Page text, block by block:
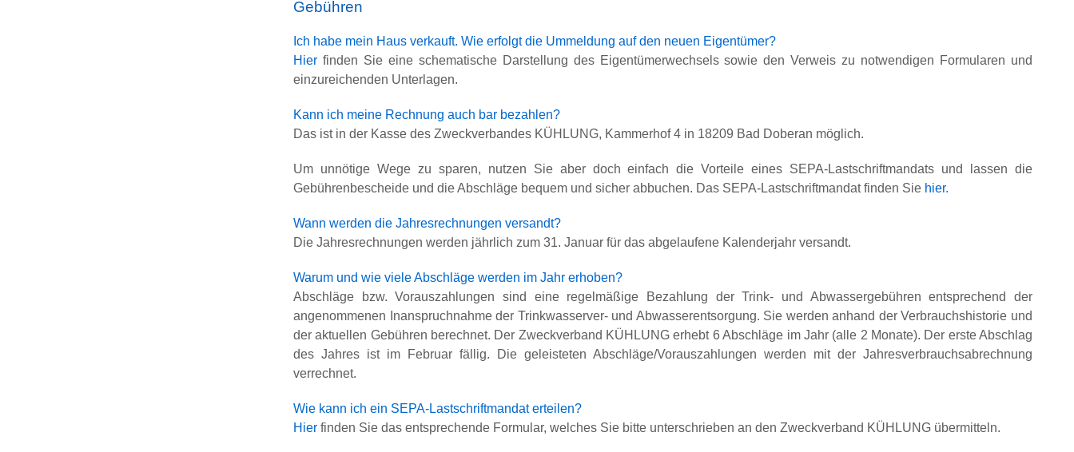
Gebühren
Ich habe mein Haus verkauft. Wie erfolgt die Ummeldung auf den neuen Eigentümer?
Hier finden Sie eine schematische Darstellung des Eigentümerwechsels sowie den Verweis zu notwendigen Formularen und
einzureichenden Unterlagen.
Kann ich meine Rechnung auch bar bezahlen?
Das ist in der Kasse des Zweckverbandes KÜHLUNG, Kammerhof 4 in 18209 Bad Doberan möglich.
Um unnötige Wege zu sparen, nutzen Sie aber doch einfach die Vorteile eines SEPA-Lastschriftmandats und lassen die
Gebührenbescheide und die Abschläge bequem und sicher abbuchen. Das SEPA-Lastschriftmandat finden Sie hier.
Wann werden die Jahresrechnungen versandt?
Die Jahresrechnungen werden jährlich zum 31. Januar für das abgelaufene Kalenderjahr versandt.
Warum und wie viele Abschläge werden im Jahr erhoben?
Abschläge bzw. Vorauszahlungen sind eine regelmäßige Bezahlung der Trink- und Abwassergebühren entsprechend der
angenommenen Inanspruchnahme der Trinkwasserver- und Abwasserentsorgung. Sie werden anhand der Verbrauchshistorie und
der aktuellen Gebühren berechnet. Der Zweckverband KÜHLUNG erhebt 6 Abschläge im Jahr (alle 2 Monate). Der erste Abschlag
des Jahres ist im Februar fällig. Die geleisteten Abschläge/Vorauszahlungen werden mit der Jahresverbrauchsabrechnung
verrechnet.
Wie kann ich ein SEPA-Lastschriftmandat erteilen?
Hier finden Sie das entsprechende Formular, welches Sie bitte unterschrieben an den Zweckverband KÜHLUNG übermitteln.